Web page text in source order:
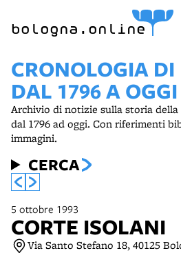
bologna.online
CRONOLOGIA
DAL 1796 A OGGI
Archivio di notizie sulla storia
dal 1796 ad oggi. Con riferimenti
immagini.
CERCA
5 ottobre 1993
CORTE ISOLANI
Via Santo Stefano 18, 40125